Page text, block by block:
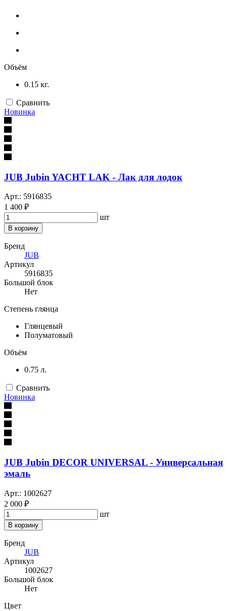
Объём
0.15 кг.
Сравнить
Новинка
JUB Jubin YACHT LAK - Лак для лодок
Арт.: 5916835
1 400 ₽
шт
В корзину
Бренд
JUB
Артикул
5916835
Большой блок
Нет
Степень глянца
Глянцевый
Полуматовый
Объём
0.75 л.
Сравнить
Новинка
JUB Jubin DECOR UNIVERSAL - Универсальная
эмаль
Арт.: 1002627
2 000 ₽
шт
В корзину
Бренд
JUB
Артикул
1002627
Большой блок
Нет
Цвет